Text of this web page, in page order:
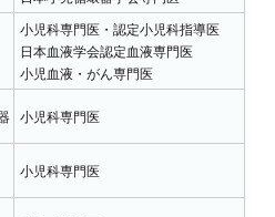
小児科専門医・認定小児科指導医
日本血液学会認定血液専門医
小児血液・がん専門医
小児科専門医
小児科専門医